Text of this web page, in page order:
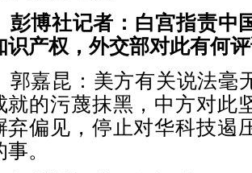
彭博社记者：白宫指责中
识产权，外交部对此有何
郭嘉昆：美方有关说法毫
就的污蔑抹黑，中方对此
弃偏见，停止对华科技遏
事。